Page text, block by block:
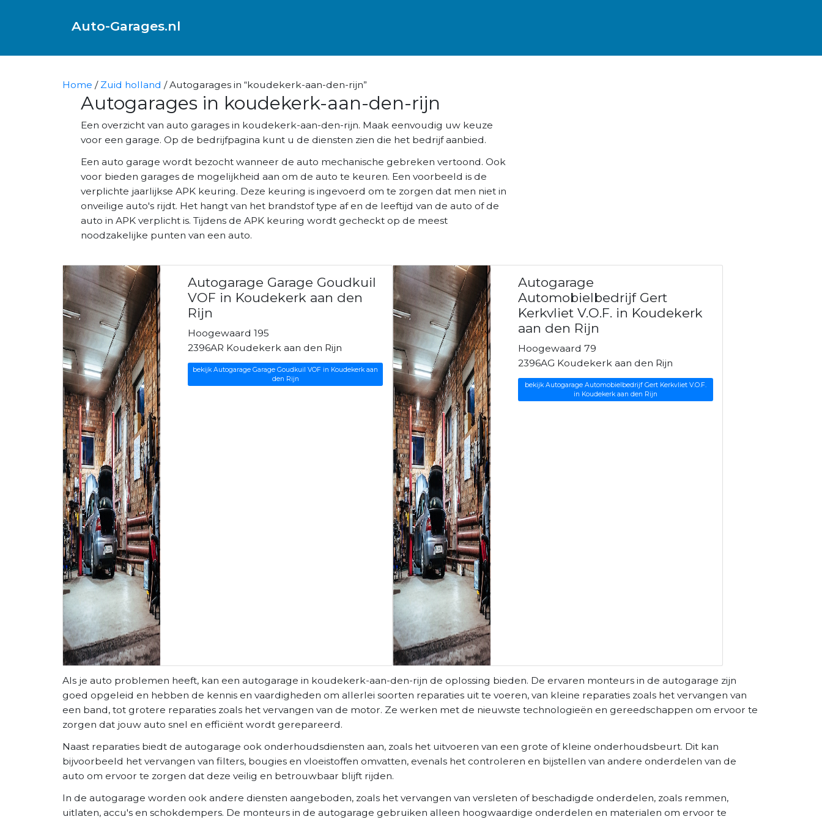
Auto-Garages.nl
Home / Zuid holland / Autogarages in “koudekerk-aan-den-rijn”
Autogarages in koudekerk-aan-den-rijn
Een overzicht van auto garages in koudekerk-aan-den-rijn. Maak eenvoudig uw keuze
voor een garage. Op de bedrijfpagina kunt u de diensten zien die het bedrijf aanbied.
Een auto garage wordt bezocht wanneer de auto mechanische gebreken vertoond. Ook
voor bieden garages de mogelijkheid aan om de auto te keuren. Een voorbeeld is de
verplichte jaarlijkse APK keuring. Deze keuring is ingevoerd om te zorgen dat men niet in
onveilige auto's rijdt. Het hangt van het brandstof type af en de leeftijd van de auto of de
auto in APK verplicht is. Tijdens de APK keuring wordt gecheckt op de meest
noodzakelijke punten van een auto.
Autogarage Garage Goudkuil
VOF in Koudekerk aan den
Rijn
Hoogewaard 195
2396AR Koudekerk aan den Rijn
bekijk Autogarage Garage Goudkuil VOF in Koudekerk aan
den Rijn
Autogarage
Automobielbedrijf Gert
Kerkvliet V.O.F. in Koudekerk
aan den Rijn
Hoogewaard 79
2396AG Koudekerk aan den Rijn
bekijk Autogarage Automobielbedrijf Gert Kerkvliet V.O.F.
in Koudekerk aan den Rijn
Als je auto problemen heeft, kan een autogarage in koudekerk-aan-den-rijn de oplossing bieden. De ervaren monteurs in de autogarage zijn
goed opgeleid en hebben de kennis en vaardigheden om allerlei soorten reparaties uit te voeren, van kleine reparaties zoals het vervangen van
een band, tot grotere reparaties zoals het vervangen van de motor. Ze werken met de nieuwste technologieën en gereedschappen om ervoor te
zorgen dat jouw auto snel en efficiënt wordt gerepareerd.
Naast reparaties biedt de autogarage ook onderhoudsdiensten aan, zoals het uitvoeren van een grote of kleine onderhoudsbeurt. Dit kan
bijvoorbeeld het vervangen van filters, bougies en vloeistoffen omvatten, evenals het controleren en bijstellen van andere onderdelen van de
auto om ervoor te zorgen dat deze veilig en betrouwbaar blijft rijden.
In de autogarage worden ook andere diensten aangeboden, zoals het vervangen van versleten of beschadigde onderdelen, zoals remmen,
uitlaten, accu's en schokdempers. De monteurs in de autogarage gebruiken alleen hoogwaardige onderdelen en materialen om ervoor te